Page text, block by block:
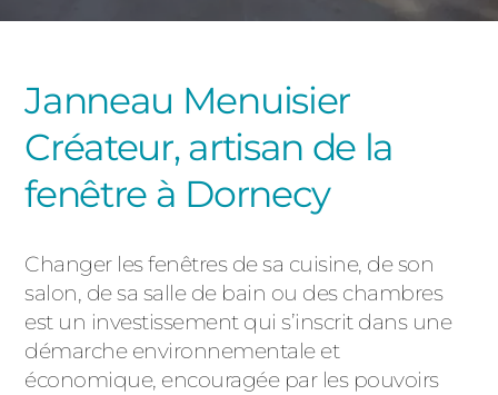
Janneau Menuisier
Créateur, artisan de la
fenêtre à Dornecy
Changer les fenêtres de sa cuisine, de son
salon, de sa salle de bain ou des chambres
est un investissement qui s’inscrit dans une
démarche environnementale et
économique, encouragée par les pouvoirs
ALUMINIUM
CLÔTURES